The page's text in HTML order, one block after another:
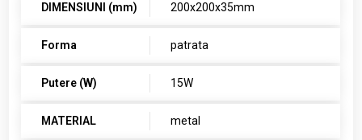
DIMENSIUNI (mm) 200x200x35mm
Forma patrata
Putere (W) 15W
MATERIAL metal